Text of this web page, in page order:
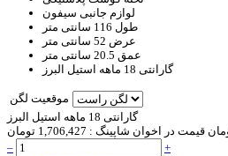
لوازم جانبی سیفون
طول 116 سانتی متر
عرض 52 سانتی متر
عمق 20.5 سانتی متر
گارانتی 18 ماهه استیل البرز
موقعیت لگن
گارانتی 18 ماهه استیل البرز
قیمت در اخوان شاپینگ : 1,706,427 تومان
–
+